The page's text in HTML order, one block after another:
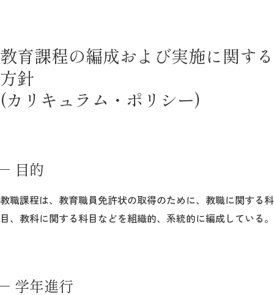
教育課程の編成および実施に関する
方針
(カリキュラム・ポリシー)
目的
教職課程は、教育職員免許状の取得のために、教職に関する科
目、教科に関する科目などを組織的、系統的に編成している。
学年進行